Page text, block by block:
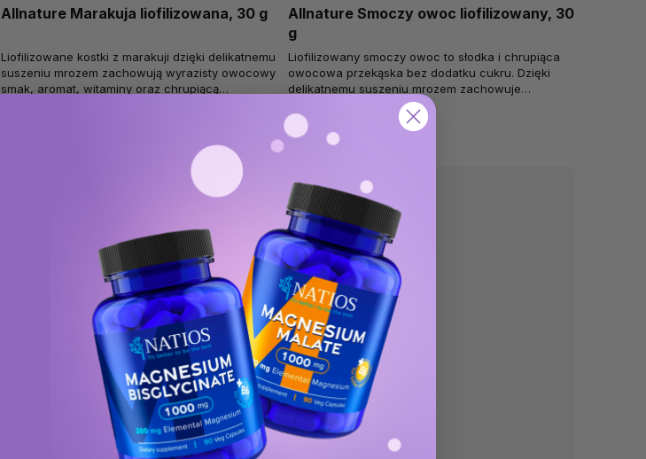
Allnature Marakuja liofilizowana, 30 g
Liofilizowane kostki z marakuji dzięki delikatnemu
suszeniu mrozem zachowują wyrazisty owocowy
smak, aromat, witaminy oraz chrupiącą
Allnature Smoczy owoc liofilizowany, 30
g
Na stanie
15,24 zł
Liofilizowany smoczy owoc to słodka i chrupiąca
owocowa przekąska bez dodatku cukru. Dzięki
delikatnemu suszeniu mrozem zachowuje
naturalny smak, kolor i lekką strukturę....
🌱 Vegan